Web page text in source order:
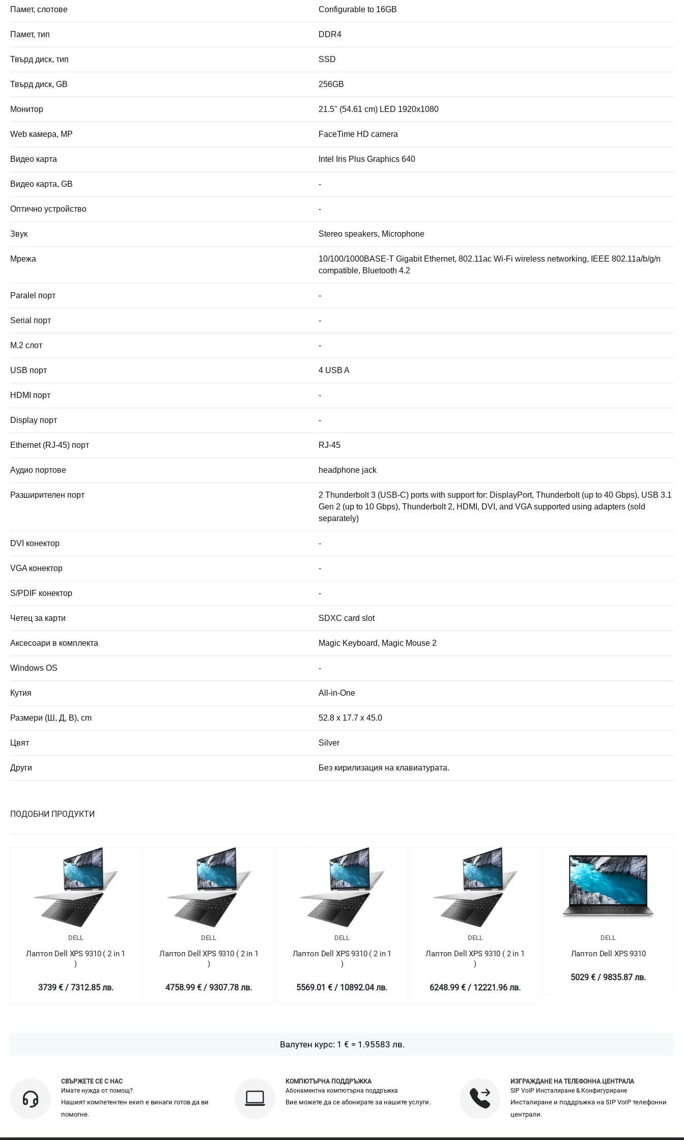
Памет, слотове Configurable to 16GB
Памет, тип DDR4
Твърд диск, тип SSD
Твърд диск, GB 256GB
Монитор 21.5" (54.61 cm) LED 1920x1080
Web камера, MP FaceTime HD camera
Видео карта Intel Iris Plus Graphics 640
Видео карта, GB -
Оптично устройство -
Звук Stereo speakers, Microphone
Мрежа
10/100/1000BASE-T Gigabit Ethernet, 802.11ac Wi-Fi wireless networking, IEEE 802.11a/b/g/n
compatible, Bluetooth 4.2
Paralel порт -
Serial порт -
M.2 слот -
USB порт 4 USB A
HDMI порт -
Display порт -
Ethernet (RJ-45) порт RJ-45
Аудио портове headphone jack
Разширителен порт
2 Thunderbolt 3 (USB-C) ports with support for: DisplayPort, Thunderbolt (up to 40 Gbps), USB 3.1
Gen 2 (up to 10 Gbps), Thunderbolt 2, HDMI, DVI, and VGA supported using adapters (sold
separately)
DVI конектор -
VGA конектор -
S/PDIF конектор -
Четец за карти SDXC card slot
Аксесоари в комплекта Magic Keyboard, Magic Mouse 2
Windows OS -
Кутия All-in-One
Размери (Ш, Д, В), cm 52.8 x 17.7 x 45.0
Цвят Silver
Други Без кирилизация на клавиатурата.
ПОДОБНИ ПРОДУКТИ
Лаптоп Dell XPS 9310 ( 2 in 1
4758.99 € / 9307.78 лв.
Лаптоп Dell XPS 9310 ( 2 in 1
5569.01 € / 10892.04 лв.
Лаптоп Dell XPS 9310 ( 2 in 1
6248.99 € / 12221.96 лв.
Лаптоп Dell XPS 9310 Лаптоп Dell XPS 9310
4698.99 € / 9190.43 лв.
Валутен курс: 1 € = 1.95583 лв.
СВЪРЖЕТЕ СЕ С НАС
Имате нужда от помощ?
Нашият компетентен екип е винаги готов да ви
помогне.
КОМПЮТЪРНА ПОДДРЪЖКА
Абонаментна компютърна поддръжка
Вие можете да се абонирате за нашите услуги.
ИЗГРАЖДАНЕ НА ТЕЛЕФОННА ЦЕНТРАЛА
SIP VoIP Инсталиране & Конфигуриране
Инсталиране и поддръжка на SIP VoIP телефонни
централи.